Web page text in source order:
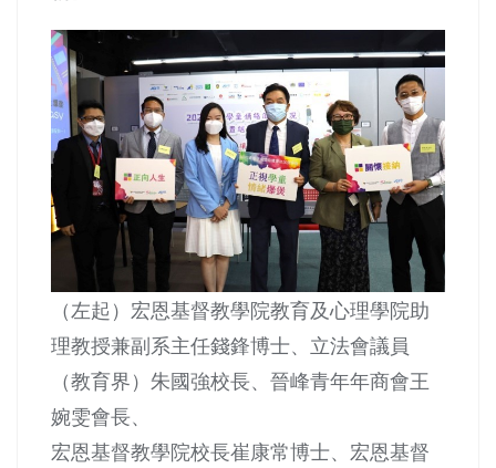
（左起）宏恩基督教學院教育及心理學院助
理教授兼副系主任錢鋒博士、立法會議員
（教育界）朱國強校長、晉峰青年年商會王
婉雯會長、
宏恩基督教學院校長崔康常博士、宏恩基督